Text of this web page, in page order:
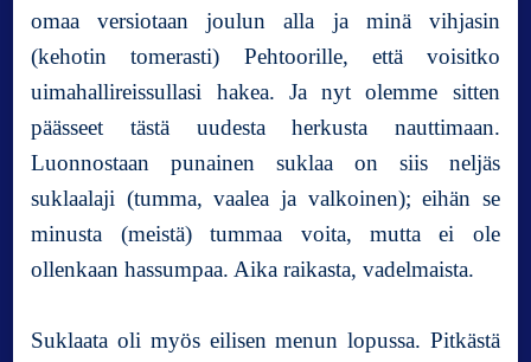
omaa versiotaan joulun alla ja minä vihjasin
(kehotin tomerasti) Pehtoorille, että voisitko
uimahallireissullasi hakea. Ja nyt olemme sitten
päässeet tästä uudesta herkusta nauttimaan.
Luonnostaan punainen suklaa on siis neljäs
suklaalaji (tumma, vaalea ja valkoinen); eihän se
minusta (meistä) tummaa voita, mutta ei ole
ollenkaan hassumpaa. Aika raikasta, vadelmaista.
Suklaata oli myös eilisen menun lopussa. Pitkästä